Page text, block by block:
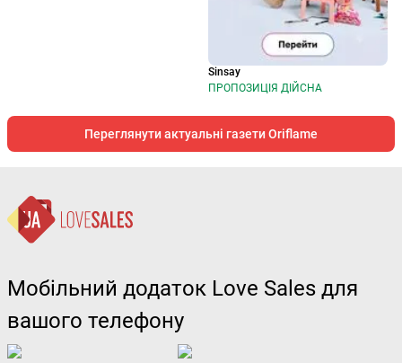
Sinsay
ПРОПОЗИЦІЯ ДІЙСНА
Переглянути актуальні газети Oriflame
Мобільний додаток Love Sales для
вашого телефону